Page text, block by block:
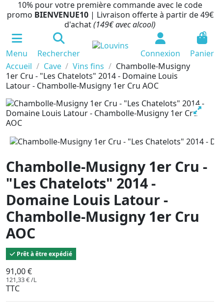
10% pour votre première commande avec le code
promo BIENVENUE10 | Livraison offerte à partir de 49€
d'achat(149€ avec alcool)
Menu Rechercher Connexion
0
Panier
Accueil
Cave Vins fins
Chambolle-Musigny
1er Cru - "Les Chatelots" 2014 - Domaine Louis
Latour - Chambolle-Musigny 1er Cru AOC
Chambolle-Musigny 1er Cru -
"Les Chatelots" 2014 -
Domaine Louis Latour -
Chambolle-Musigny 1er Cru
AOC
Prêt à être expédié
91,00 €
121,33 € /L
TTC